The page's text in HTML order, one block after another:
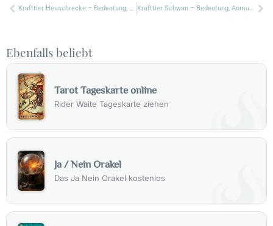
Zurück Krafttier Heuschrecke – Bedeutung, Grashüpfer & Glückssprung Krafttier Schwan – Bedeutung, Anmut & schwarzer Schwan
Ebenfalls beliebt
Tarot Tageskarte online
Rider Waite Tageskarte ziehen
Ja / Nein Orakel
Das Ja Nein Orakel kostenlos